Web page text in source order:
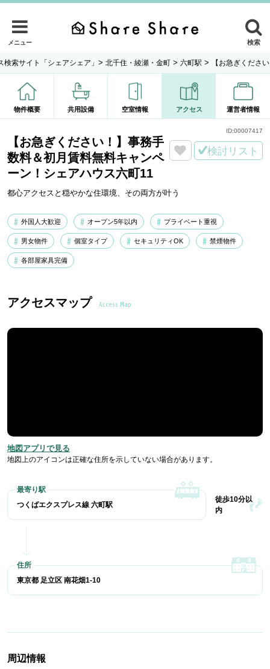
メニュー 検索
検索サイト「シェアシェア」 > 北千住・綾瀬・金町 > 六町駅 > 【お急ぎくださ
物件概要 共用設備 空室情報 アクセス 運営者情報
【お急ぎください！】事務手
数料＆初月賃料無料キャンペ
ーン！シェアハウス六町11
都心アクセスと穏やかな住環境、その両方が叶う
検討リスト
外国人大歓迎 オープン5年以内 プライベート重視
男女物件 個室タイプ セキュリティOK 禁煙物件
各部屋家具完備
ID:00007417
アクセスマップ Access Map
地図アプリで見る
地図上のアイコンは正確な住所を示していない場合があります。
つくばエクスプレス線 六町駅
徒歩10分以
内
東京都 足立区 南花畑1-10
周辺情報